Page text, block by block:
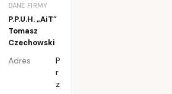
DANE FIRMY
P.P.U.H. „AiT”
Tomasz
Czechowski
Adres
P
r
z